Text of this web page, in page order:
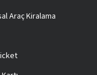
Araç Kiralama